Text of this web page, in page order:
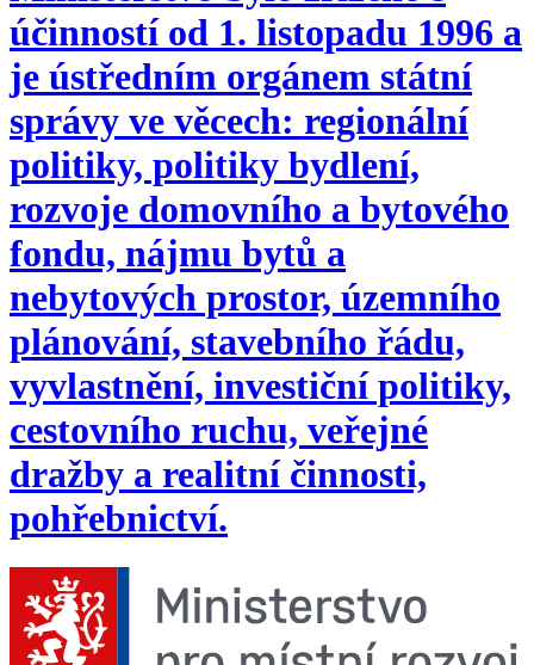
účinností od 1. listopadu 1996 a
je ústředním orgánem státní
správy ve věcech: regionální
politiky, politiky bydlení,
rozvoje domovního a bytového
fondu, nájmu bytů a
nebytových prostor, územního
plánování, stavebního řádu,
vyvlastnění, investiční politiky,
cestovního ruchu, veřejné
dražby a realitní činnosti,
pohřebnictví.